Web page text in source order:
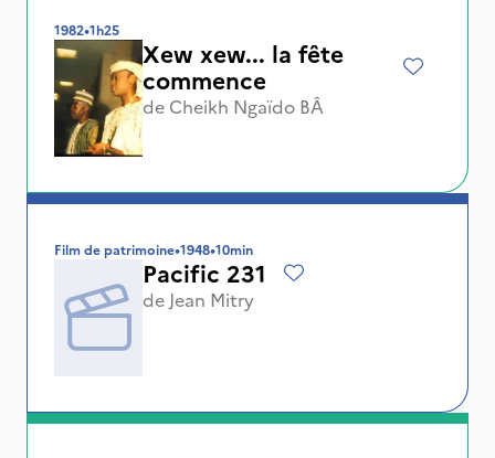
1982•1h25
Xew xew... la fête
commence
de Cheikh Ngaïdo BÂ
Film de patrimoine•1948•10min
Pacific 231
de Jean Mitry